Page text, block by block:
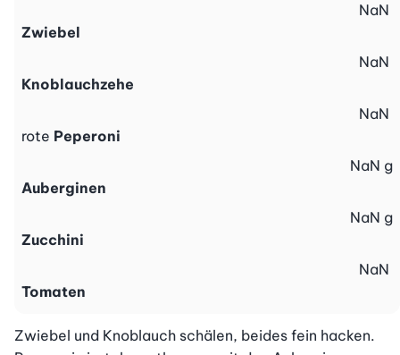
Zwiebel
NaN
Knoblauchzehe
NaN
rote Peperoni
NaN
Auberginen
NaN g
Zucchini
NaN g
Tomaten
NaN
Zwiebel und Knoblauch schälen, beides fein hacken.